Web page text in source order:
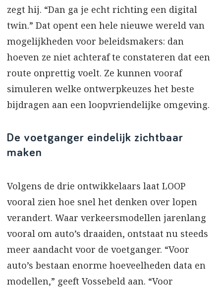
zegt hij. “Dan ga je echt richting een digital
twin.” Dat opent een hele nieuwe wereld van
mogelijkheden voor beleidsmakers: dan
hoeven ze niet achteraf te constateren dat een
route onprettig voelt. Ze kunnen vooraf
simuleren welke ontwerpkeuzes het beste
bijdragen aan een loopvriendelijke omgeving.
De voetganger eindelijk zichtbaar
maken
Volgens de drie ontwikkelaars laat LOOP
vooral zien hoe snel het denken over lopen
verandert. Waar verkeersmodellen jarenlang
vooral om auto’s draaiden, ontstaat nu steeds
meer aandacht voor de voetganger. “Voor
auto’s bestaan enorme hoeveelheden data en
modellen,” geeft Vossebeld aan. “Voor